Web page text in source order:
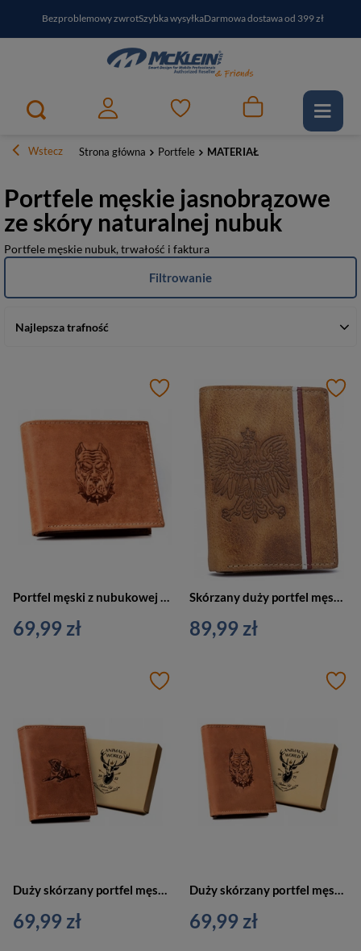
Bezproblemowy zwrotSzybka wysyłkaDarmowa dostawa od 399 zł
PayPo - kup i zapłać za30 dniZapisz się do newslettera i odbierz RABAT
Wstecz Strona główna Portfele MATERIAŁ
Portfele męskie jasnobrązowe
ze skóry naturalnej nubuk
Portfele męskie nubuk, trwałość i faktura
Najlepsza trafność
Filtrowanie
Portfel męski z nubukowej skóry naturalnej w brązowym kolorze z tłoczeniem przedstawiającym głowę psa - Always Wild
69,99 zł
Skórzany duży portfel męski z nubukowej skóry jasnobrązowy - N4A-H-BL
89,99 zł
69,99 zł 69,99 zł